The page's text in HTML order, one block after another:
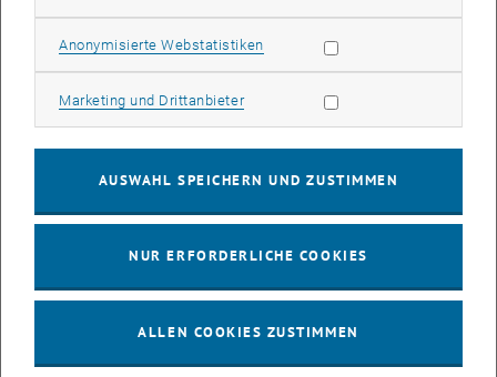
Franz Viehböck Preis für junge ForscherInnen 2023
Alexander Syböck gewinnt den Franz Viehböck Young
Anonymisierte WebstatistikenStatistik Cookies zulassen
Marketing und DrittanbieterMarketing Cookies zulassen
AUSWAHL SPEICHERN UND ZUSTIMMEN
NUR ERFORDERLICHE COOKIES
ALLEN COOKIES ZUSTIMMEN